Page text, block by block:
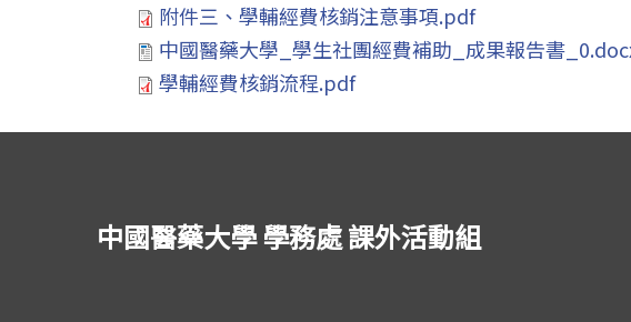
附件三、學輔經費核銷注意事項.pdf
中國醫藥大學_學生社團經費補助_成果報告書
學輔經費核銷流程.pdf
中國醫藥大學 學務處 課外活動組